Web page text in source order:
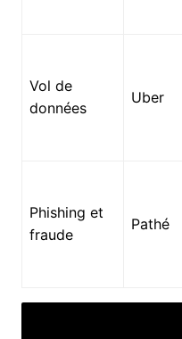
Vol de
données
Uber
Phishing et
fraude
Pathé